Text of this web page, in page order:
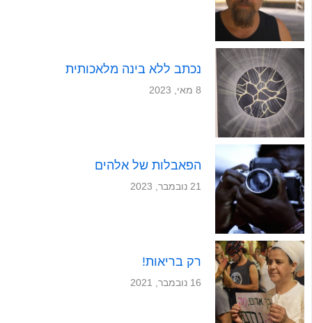
נכתב ללא בינה מלאכותית
8 מאי, 2023
הפאבלות של אלהים
21 נובמבר, 2023
רק בריאות!
16 נובמבר, 2021